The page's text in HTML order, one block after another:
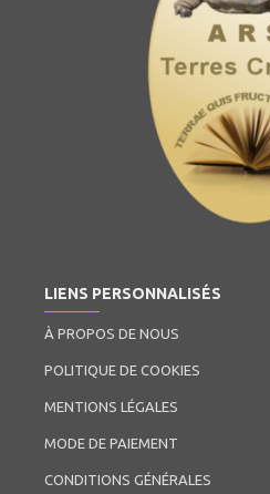
LIENS PERSONNALISÉS
À PROPOS DE NOUS
POLITIQUE DE COOKIES
MENTIONS LÉGALES
MODE DE PAIEMENT
CONDITIONS GÉNÉRALES